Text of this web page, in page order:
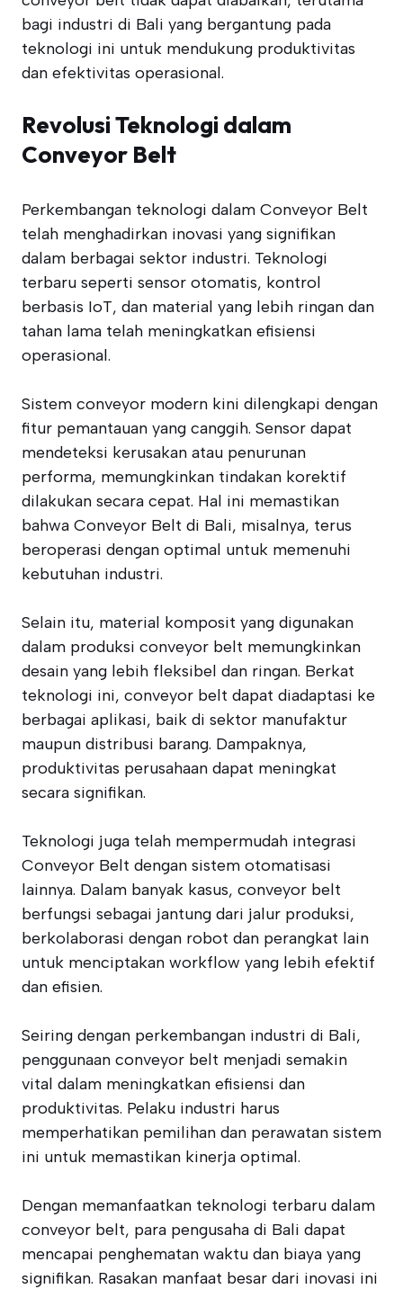
bagi industri di Bali yang bergantung pada
teknologi ini untuk mendukung produktivitas
dan efektivitas operasional.
Revolusi Teknologi dalam
Conveyor Belt
Perkembangan teknologi dalam Conveyor Belt
telah menghadirkan inovasi yang signifikan
dalam berbagai sektor industri. Teknologi
terbaru seperti sensor otomatis, kontrol
berbasis IoT, dan material yang lebih ringan dan
tahan lama telah meningkatkan efisiensi
operasional.
Sistem conveyor modern kini dilengkapi dengan
fitur pemantauan yang canggih. Sensor dapat
mendeteksi kerusakan atau penurunan
performa, memungkinkan tindakan korektif
dilakukan secara cepat. Hal ini memastikan
bahwa Conveyor Belt di Bali, misalnya, terus
beroperasi dengan optimal untuk memenuhi
kebutuhan industri.
Selain itu, material komposit yang digunakan
dalam produksi conveyor belt memungkinkan
desain yang lebih fleksibel dan ringan. Berkat
teknologi ini, conveyor belt dapat diadaptasi ke
berbagai aplikasi, baik di sektor manufaktur
maupun distribusi barang. Dampaknya,
produktivitas perusahaan dapat meningkat
secara signifikan.
Teknologi juga telah mempermudah integrasi
Conveyor Belt dengan sistem otomatisasi
lainnya. Dalam banyak kasus, conveyor belt
berfungsi sebagai jantung dari jalur produksi,
berkolaborasi dengan robot dan perangkat lain
untuk menciptakan workflow yang lebih efektif
dan efisien.
Seiring dengan perkembangan industri di Bali,
penggunaan conveyor belt menjadi semakin
vital dalam meningkatkan efisiensi dan
produktivitas. Pelaku industri harus
memperhatikan pemilihan dan perawatan sistem
ini untuk memastikan kinerja optimal.
Dengan memanfaatkan teknologi terbaru dalam
conveyor belt, para pengusaha di Bali dapat
mencapai penghematan waktu dan biaya yang
signifikan. Rasakan manfaat besar dari inovasi ini